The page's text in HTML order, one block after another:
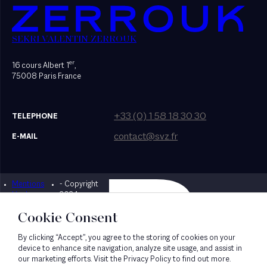
SEKRI VALENTIN ZERROUK
16 cours Albert 1er,
75008 Paris France
TELEPHONE +33 (0) 1 58 18 30 30
E-MAIL contact@svz.fr
Mentions
légales
- Copyright
2024
Designed by Bonhomme
Cookie Consent
By clicking “Accept”, you agree to the storing of cookies on your
device to enhance site navigation, analyze site usage, and assist in
our marketing efforts. Visit the Privacy Policy to find out more.